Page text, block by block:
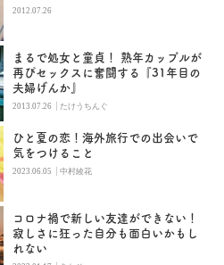
2012.07.26
まるで処女と童貞！ 熟年カップルが
再びセックスに奮闘する『31年目の
夫婦げんか』
2013.07.26 | たけうちんぐ
ひと夏の恋！海外旅行での出会いで
気をつけること
2023.06.05 |中村綾花
コロナ禍で新しい友達ができない！
寂しさに狂った自分も面白いかもし
れない